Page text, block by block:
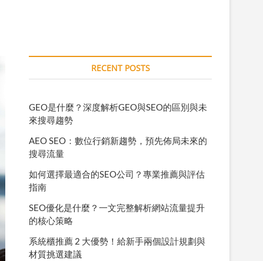
RECENT POSTS
GEO是什麼？深度解析GEO與SEO的區別與未
來搜尋趨勢
AEO SEO：數位行銷新趨勢，預先佈局未來的
搜尋流量
如何選擇最適合的SEO公司？專業推薦與評估
指南
SEO優化是什麼？一文完整解析網站流量提升
的核心策略
系統櫃推薦 2 大優勢！給新手兩個設計規劃與
材質挑選建議